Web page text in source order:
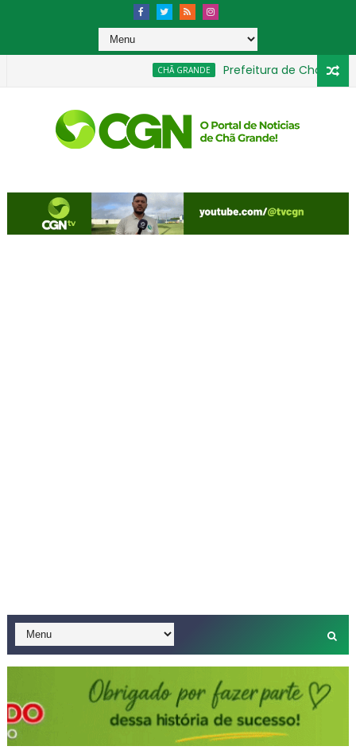
CHÃ GRANDE
Prefeitura de Chã Grande